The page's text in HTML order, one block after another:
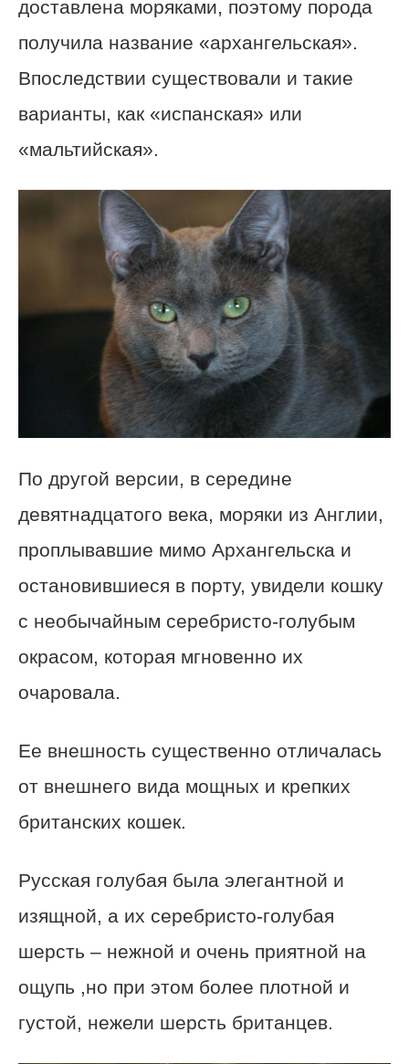
доставлена моряками, поэтому порода
получила название «архангельская».
Впоследствии существовали и такие
варианты, как «испанская» или
«мальтийская».
По другой версии, в середине
девятнадцатого века, моряки из Англии,
проплывавшие мимо Архангельска и
остановившиеся в порту, увидели кошку
с необычайным серебристо-голубым
окрасом, которая мгновенно их
очаровала.
Ее внешность существенно отличалась
от внешнего вида мощных и крепких
британских кошек.
Русская голубая была элегантной и
изящной, а их серебристо-голубая
шерсть – нежной и очень приятной на
ощупь ,но при этом более плотной и
густой, нежели шерсть британцев.